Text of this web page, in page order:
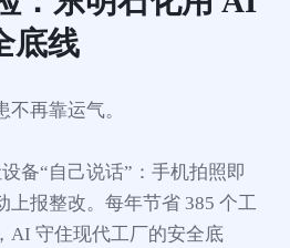
再靠运气。
备“自己说话”：手机拍照即
上报整改。每年节省 385 个工
AI 守住现代工厂的安全底